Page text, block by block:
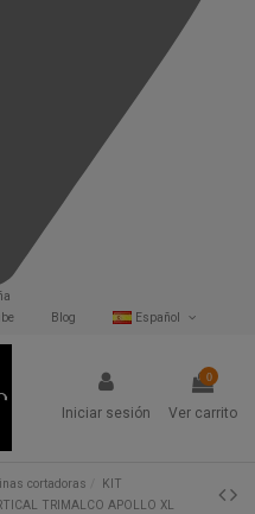
Español
Blog
Iniciar sesión
0
Ver carrito
cortadoras
KIT
TRIMALCO APOLLO XL